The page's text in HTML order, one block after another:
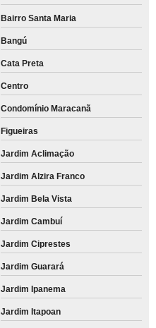
Bairro Santa Maria
Bangú
Cata Preta
Centro
Condomínio Maracanã
Figueiras
Jardim Aclimação
Jardim Alzira Franco
Jardim Bela Vista
Jardim Cambuí
Jardim Ciprestes
Jardim Guarará
Jardim Ipanema
Jardim Itapoan